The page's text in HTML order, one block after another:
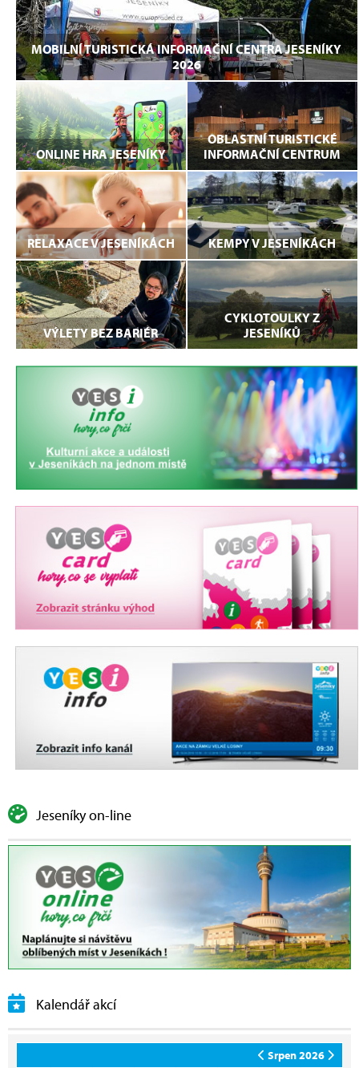
MOBILNÍ TURISTICKÁ INFORMAČNÍ CENTRA JESENÍKY
2026
ONLINE HRA JESENÍKY
OBLASTNÍ TURISTICKÉ
INFORMAČNÍ CENTRUM
RELAXACE V JESENÍKÁCH KEMPY V JESENÍKÁCH
VÝLETY BEZ BARIÉR
CYKLOTOULKY Z
JESENÍKŮ
Jeseníky on-line
Kalendář akcí
Srpen 2026